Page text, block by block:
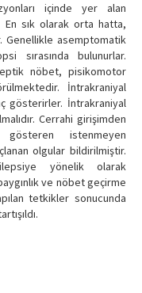
içinde yer alan
sık olarak orta hatta,
Genellikle asemptomatik
sırasında bulunurlar.
nöbet, pisikomotor
İntrakraniyal
gösterirler. İntrakraniyal
Cerrahi girişimden
istenmeyen
olgular bildirilmiştir.
yönelik olarak
ve nöbet geçirme
tetkikler sonucunda